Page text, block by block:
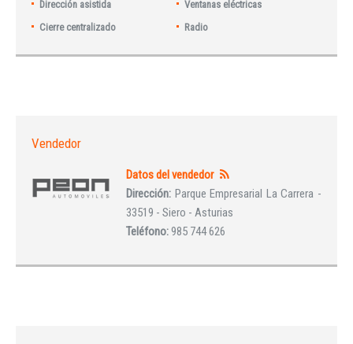
Dirección asistida
Ventanas eléctricas
Cierre centralizado
Radio
Vendedor
Datos del vendedor
Dirección: Parque Empresarial La Carrera -
33519 - Siero - Asturias
Teléfono:985 744 626